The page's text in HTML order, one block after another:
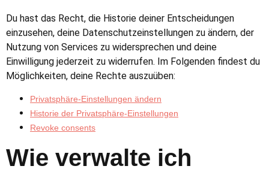
Du hast das Recht, die Historie deiner Entscheidungen
einzusehen, deine Datenschutzeinstellungen zu ändern, der
Nutzung von Services zu widersprechen und deine
Einwilligung jederzeit zu widerrufen. Im Folgenden findest du
Möglichkeiten, deine Rechte auszuüben:
Privatsphäre-Einstellungen ändern
Historie der Privatsphäre-Einstellungen
Revoke consents
Wie verwalte ich